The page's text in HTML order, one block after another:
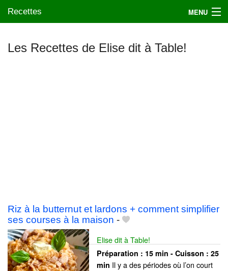
Recettes MENU
Les Recettes de Elise dit à Table!
Riz à la butternut et lardons + comment simplifier
ses courses à la maison -
Elise dit à Table!
Préparation : 15 min - Cuisson : 25
min Il y a des périodes où l’on court